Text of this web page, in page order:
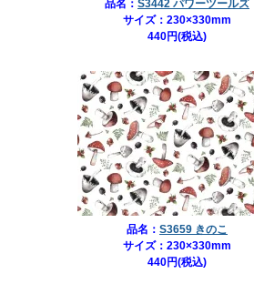
品名： S3442 パワーツールズ
サイズ：230×330mm
440円(税込)
品名： S3659 きのこ
サイズ：230×330mm
440円(税込)